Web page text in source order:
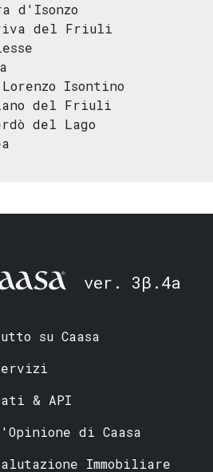
d'Isonzo
del Friuli
Lorenzo Isontino
del Friuli
del Lago
ver. 3β.4a
su Caasa
& API
di Caasa
Immobiliare